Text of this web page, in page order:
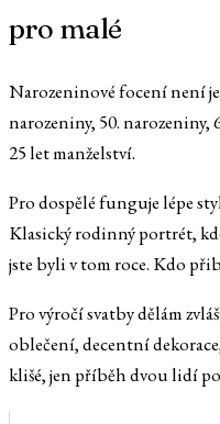
pro malé
Narozeninové focení není
narozeniny, 50. narozeniny,
25 let manželství.
Pro dospělé funguje lépe
Klasický rodinný portrét,
jste byli v tom roce. Kdo
Pro výročí svatby dělám
oblečení, decentní
klišé, jen příběh dvou lidí